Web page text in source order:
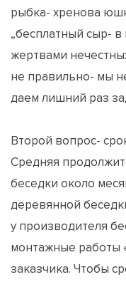
рыбка- хренова
„бесплатный сыр-
жертвами
не правильно- мы
даем лишний раз
Второй вопрос-
Средняя
беседки около
деревянной
у производителя
монтажные работы
заказчика. Чтобы